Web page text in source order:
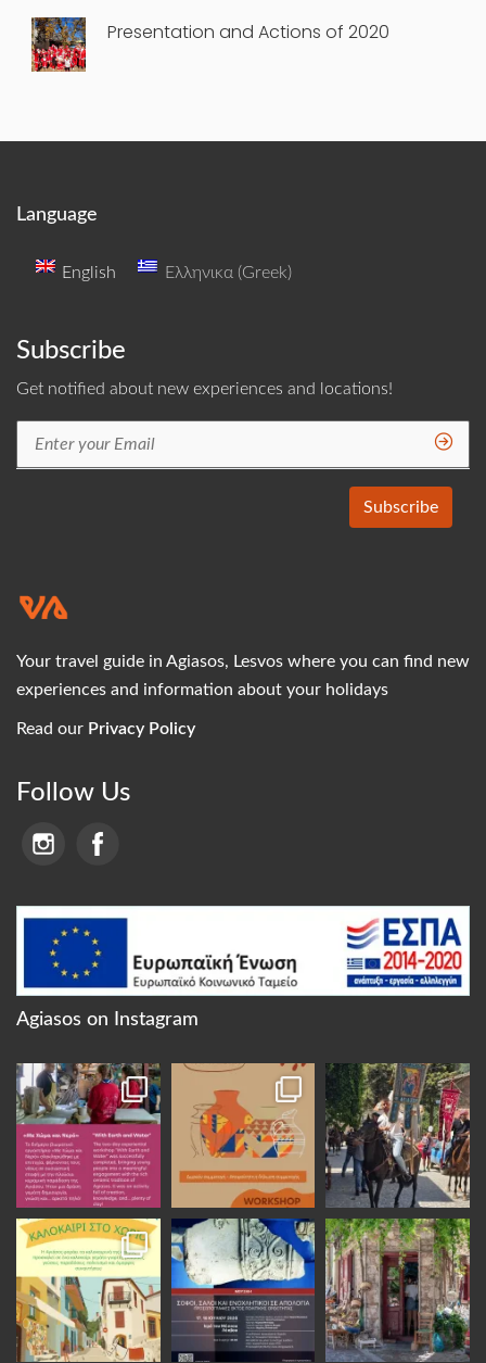
Presentation and Actions of 2020
Language
English Ελληνικα (Greek)
Subscribe
Get notified about new experiences and locations!
Your travel guide in Agiasos, Lesvos where you can find new
experiences and information about your holidays
Read our Privacy Policy
Follow Us
Agiasos on Instagram